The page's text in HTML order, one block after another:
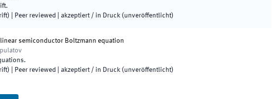
.
| Peer reviewed akzeptiert / in Druck (unveröffentlicht)
semiconductor Boltzmann equation
.
| Peer reviewed akzeptiert / in Druck (unveröffentlicht)